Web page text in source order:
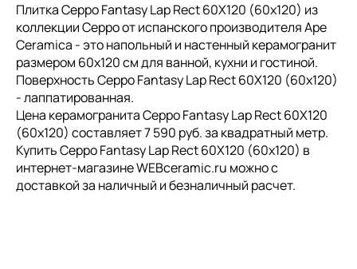
Плитка Ceppo Fantasy Lap Rect 60X120 (60x120) из
коллекции Ceppo от испанского производителя Ape
Ceramica - это напольный и настенный керамогранит
размером 60x120 см для ванной, кухни и гостиной.
Поверхность Ceppo Fantasy Lap Rect 60X120 (60x120)
- лаппатированная.
Цена керамогранита Ceppo Fantasy Lap Rect 60X120
(60x120) составляет 7 590 руб. за квадратный метр.
Купить Ceppo Fantasy Lap Rect 60X120 (60x120) в
интернет-магазине WEBceramic.ru можно с
доставкой за наличный и безналичный расчет.